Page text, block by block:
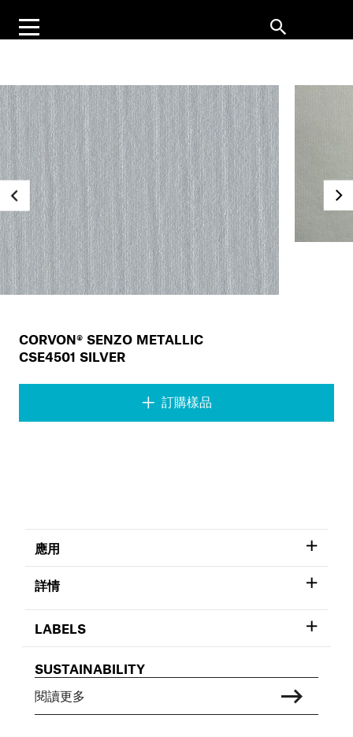
CORVON® SENZO METALLIC
CSE4501 SILVER
訂購樣品
應用
詳情
LABELS
SUSTAINABILITY
閱讀更多